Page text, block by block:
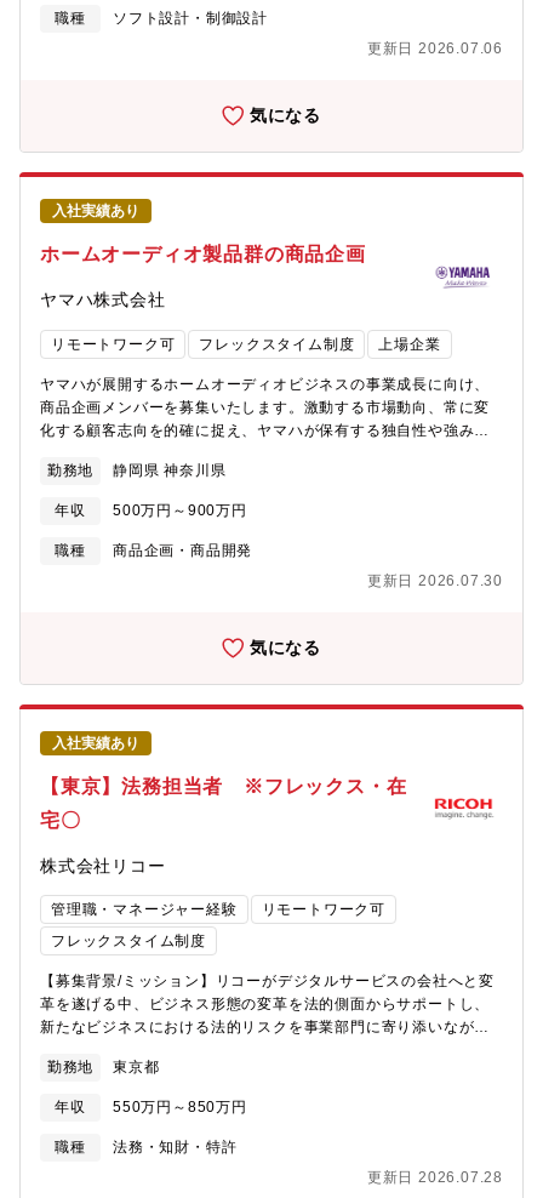
ありますが、その分、仮説検証を重ねながら事業の方向性を支え
実感できる環境です。【関連商品サービスのURL】
容】HWからCloudまでのトータルソリューションでの技術検討及
び技術企画社外企業との共同開発や技術折衝社内関係部門（技
術、営業、法務、経営層 等）との連携・プロジェクトマネジメン
ト【業務比率イメージ】 企画・構想：約30％ 技術開発：約60％
調査・分析：約10％【役割】・非定型なテーマを含む技術開発に
おいて主担当として関与し、仮説設定から開発・検証まで主体的
に推進する・事業本部内の関連部門（技術、営業、管理部門等）
及び社外パートナーと密に連携し、既存の技術・人的リソースを
活かし新たな事業価値を生み出す技術開発に取り組む・社外企業
と協業案件において、窓口として関係構築を行いながら、開発プ
ロジェクト全体の進行管理を担う
職種
ソフト設計・制御設計
更新日 2026.07.06
気になる
入社実績あり
ホームオーディオ製品群の商品企画
ヤマハ株式会社
リモートワーク可 フレックスタイム制度 上場企業
ヤマハが展開するホームオーディオビジネスの事業成長に向け、
商品企画メンバーを募集いたします。激動する市場動向、常に変
化する顧客志向を的確に捉え、ヤマハが保有する独自性や強みを
ならないオーディオブランドを一緒に作り上げたいという強い気
持ちを持った人材を求めています。ホームオーディオ製品および
コンシューマエレクトロニクス製品の商品企画業務経験があり、
かつ新しい価値を創造する意欲を持った方を募集致します。【関
https://jp.yamaha.com/products/audio_visual/index.htmlhttps://
品、スピーカー製品、新規提案製品など）商品企画業務２．市場
動向の把握、市場レポートや販社・ディーラー・最終顧客等から
の情報入手と分析３．中長期商品ポートフォリオ、カテゴリー別
商品戦略の策定、個別商品企画策定４．社内社外関連部門(開発・
生産・営業・マーケティング・品質保証・外部パートナー）との
調整業務【役割】中期商品戦略に則り個別商品企画を主導する役
割です。市場環境を的確に捉えたうえで企画案を立案。開発・生
産と連携しQCDを遵守しながら市場導入に繋げていく役割を担っ
て頂きます。
勤務地 静岡県 神奈川県
年収 500万円～900万円
職種
商品企画・商品開発
更新日 2026.07.30
気になる
入社実績あり
【東京】法務担当者 ※フレックス・在
宅〇
株式会社リコー
管理職・マネージャー経験
リモートワーク可
フレックスタイム制度
【募集背景/ミッション】リコーがデジタルサービスの会社へと変
革を遂げる中、ビジネス形態の変革を法的側面からサポートし、
新たなビジネスにおける法的リスクを事業部門に寄り添いながら
います。これらのサポートを、自ら問題点を抽出し、周囲を巻き
込んで実行に移し完遂するところまでを可能とする能力と経験を
お持ちの方を必要としています。【職務内容】■事業支援・契約書
作成・審査や法務相談対応：一人あたり月10-20件程度・自律的に
中を目安として一定期間は上司による審査指導を行います）・約
勤務地 東京都
年収 550万円～850万円
職種
法務・知財・特許
更新日 2026.07.28